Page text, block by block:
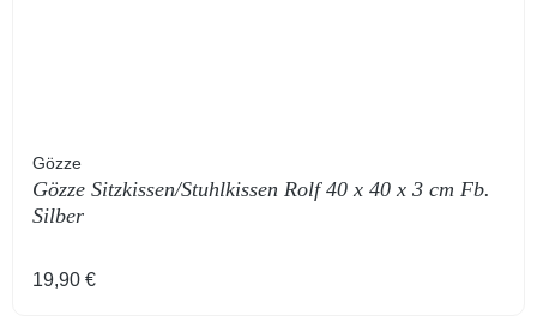
Gözze
Gözze Sitzkissen/Stuhlkissen Rolf 40 x 40 x 3 cm Fb.
Silber
Regulärer Preis:
19,90 €